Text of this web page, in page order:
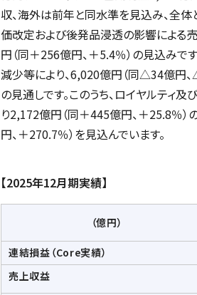
収、海外は前年と同水準を見込み、全
価改定および後発品浸透の影響による
円（同＋256億円、＋5.4％）の見込みで
減少等により、6,020億円（同△34億円
の見通しです。このうち、ロイヤルティ
り2,172億円（同＋445億円、＋25.8％
円、＋270.7％）を見込んでいます。
【2025年12月期実績】
（億円）
連結損益（Core実績）
売上収益